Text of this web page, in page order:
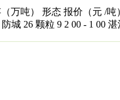
万吨） 形态 报价（元 /吨
防城 26 颗粒 9 2 00 - 1 00